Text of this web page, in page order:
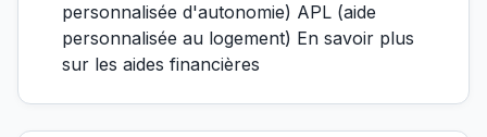
personnalisée d'autonomie) APL (aide
personnalisée au logement) En savoir plus
sur les aides financières